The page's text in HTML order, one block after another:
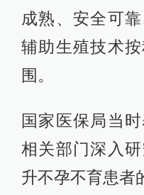
成熟、安全可
辅助生殖技术
围。
国家医保局当
相关部门深入
升不孕不育患者